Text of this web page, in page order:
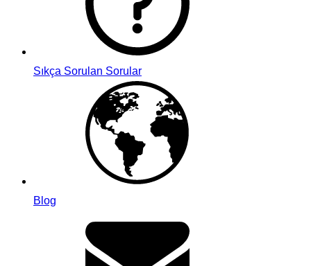
Sıkça Sorulan Sorular
Blog